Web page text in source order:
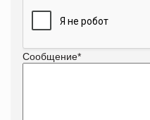
Сообщение*